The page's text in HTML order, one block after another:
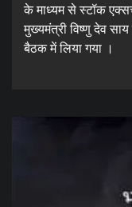
के माध्यम से स्टॉक
मुख्यमंत्री विष्णु देव
बैठक में लिया गया ।